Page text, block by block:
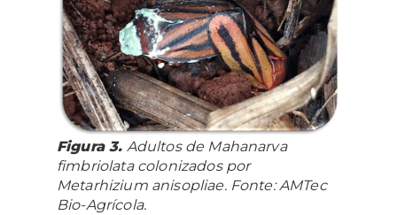
Figura 3. Adultos de Mahanarva
fimbriolatacolonizados por
Metarhizium anisopliae. Fonte: AMTec
Bio-Agrícola.